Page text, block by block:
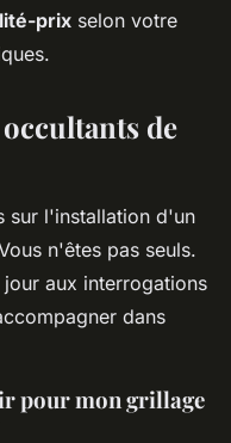
prix selon votre
de
sur l'installation d'un
n'êtes pas seuls.
aux interrogations
dans
pour mon grillage